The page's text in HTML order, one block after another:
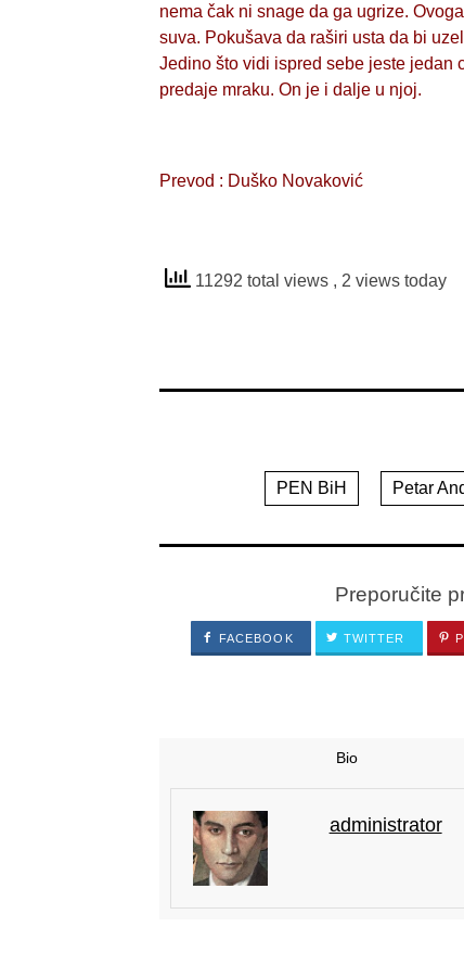
nema čak ni snage da ga ugrize.
suva. Pokušava da raširi usta da bi
Jedino što vidi ispred sebe jeste jedan
predaje mraku. On je i dalje u njoj.
Prevod : Duško Novaković
11292 total views , 2 views today
PEN BiH Petar
Preporučite
FACEBOOK TWITTER
Bio
administrator